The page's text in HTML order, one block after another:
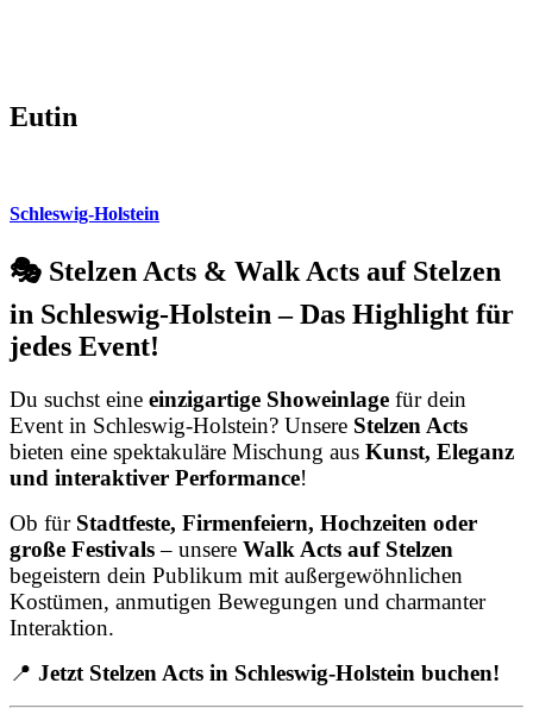
Eutin
Schleswig-Holstein
🎭 Stelzen Acts & Walk Acts auf Stelzen
in Schleswig-Holstein – Das Highlight für
jedes Event!
Du suchst eine einzigartige Showeinlage für dein
Event in Schleswig-Holstein? Unsere Stelzen Acts
bieten eine spektakuläre Mischung aus Kunst, Eleganz
und interaktiver Performance!
Ob für Stadtfeste, Firmenfeiern, Hochzeiten oder
große Festivals– unsere Walk Acts auf Stelzen
begeistern dein Publikum mit außergewöhnlichen
Kostümen, anmutigen Bewegungen und charmanter
Interaktion.
📍 Jetzt Stelzen Acts in Schleswig-Holstein buchen!